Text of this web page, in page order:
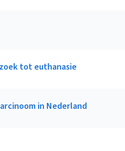
tot euthanasie
in Nederland